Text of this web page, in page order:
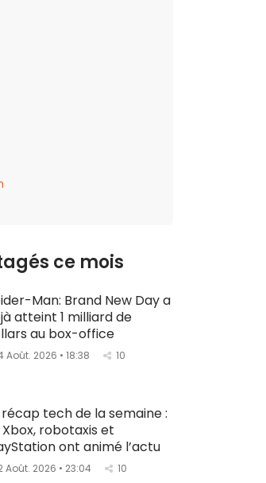
ce mois
Man: Brand New Day a
atteint 1 milliard de
au box-office
Août. 2026 • 18:38 10
récap tech de la semaine :
Xbox, robotaxis et
ont animé l’actu
Août. 2026 • 23:04 10